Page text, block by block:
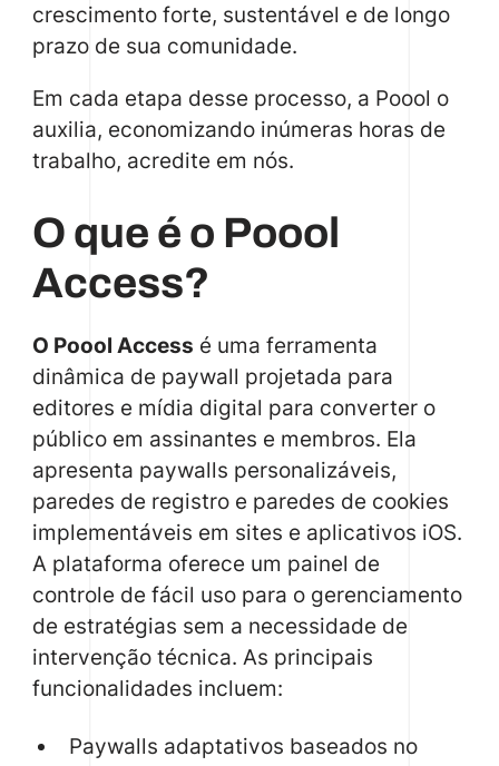
crescimento forte, sustentável e de longo
prazo de sua comunidade.
Em cada etapa desse processo, a Poool o
auxilia, economizando inúmeras horas de
trabalho, acredite em nós.
O que é o Poool
Access?
O Poool Access é uma ferramenta
dinâmica de paywall projetada para
editores e mídia digital para converter o
público em assinantes e membros. Ela
apresenta paywalls personalizáveis,
paredes de registro e paredes de cookies
implementáveis em sites e aplicativos iOS.
A plataforma oferece um painel de
controle de fácil uso para o gerenciamento
de estratégias sem a necessidade de
intervenção técnica. As principais
funcionalidades incluem:
Paywalls adaptativos baseados no